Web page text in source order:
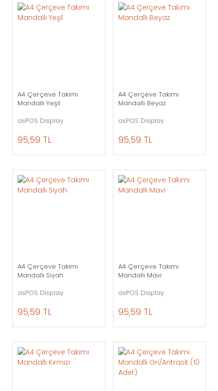
A4 Çerçeve Takımı
Mandallı Yeşil
asPOS Display
95,59 TL
A4 Çerçeve Takımı
Mandallı Beyaz
asPOS Display
95,59 TL
A4 Çerçeve Takımı
Mandallı Siyah
asPOS Display
95,59 TL
A4 Çerçeve Takımı
Mandallı Mavi
asPOS Display
95,59 TL